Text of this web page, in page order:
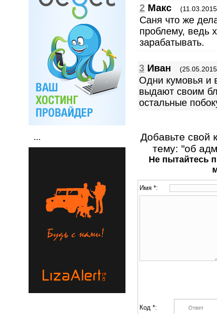
...
2 Макс
Саня что же
проблему, ведь
зарабатывать.
3 Иван
Одни кумовья и
выдают своим
остальные
Добавьте свой
тему: "об
Не пытайтесь
Имя *:
Код *: